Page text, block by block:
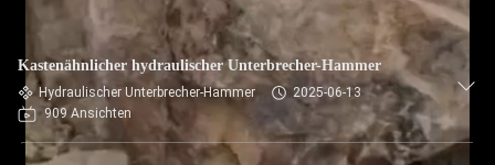
Kastenähnlicher hydraulischer Unterbrecher-Hammer
Hydraulischer Unterbrecher-Hammer
2025-06-13
909 Ansichten